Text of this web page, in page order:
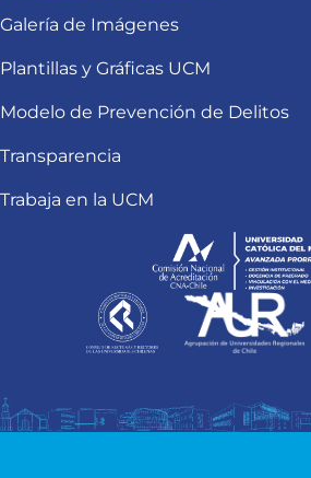
Galería de Imágenes
Plantillas y Gráficas UCM
Modelo de Prevención de Delitos
Transparencia
Trabaja en la UCM